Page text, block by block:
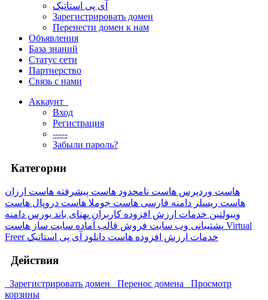
آی پی استاتیک
Зарегистрировать домен
Перенести домен к нам
Объявления
База знаний
Статус сети
Партнерство
Связь с нами
Аккаунт
Вход
Регистрация
-----
Забыли пароль?
Категории
هاست وردپرس هاست نامحدود هاست پیشرفته هاست ارزان
هاست ریسلر دامنه فارسی هاست جوملا هاست دروپال هاست
ویبولتین خدمات ارزش افزوده کاربران پهنای باند بورس دامنه
پشتیبانی وب سایت فروش قالب آماده سایت ساز هاست Virtual
Freer
خدمات ارزش افزوده هاست دانلود آی پی استاتیک
Действия
Зарегистрировать домен Перенос домена
Просмотр
корзины